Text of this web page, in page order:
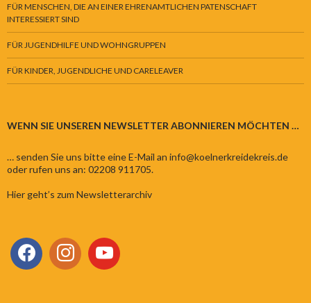
FÜR MENSCHEN, DIE AN EINER EHRENAMTLICHEN PATENSCHAFT
INTERESSIERT SIND
FÜR JUGENDHILFE UND WOHNGRUPPEN
FÜR KINDER, JUGENDLICHE UND CARELEAVER
WENN SIE UNSEREN NEWSLETTER ABONNIEREN MÖCHTEN …
… senden Sie uns bitte eine E-Mail an info@koelnerkreidekreis.de
oder rufen uns an: 02208 911705.
Hier geht’s zum Newsletterarchiv